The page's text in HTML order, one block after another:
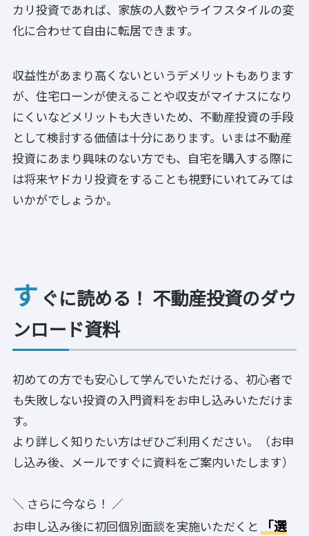
カリ投資であれば、家族の人数やライフスタイルの変
化に合わせて自由に転居できます。
収益性があまり高くないというデメリットもあります
が、住宅ローンが使えることや収支がマイナスになり
にくいなどメリットも大きいため、不動産投資の手段
として検討する価値は十分にあります。いまは不動産
投資にあまり興味のない方でも、自宅を購入する際に
は将来ヤドカリ投資をすることも視野にいれてみては
いかがでしょうか。
す ぐに読める！ 不動産投資のダウ
ンロード資料
初めての方でも安心して学んでいただける、初心者で
も失敗しない投資の入門資料をお申し込みいただけま
す。
より詳しく知りたい方はぜひご利用ください。（お申
し込み後、メールですぐに資料をご案内いたします）
＼ さらに今なら！ ／
お申し込み後に初回個別面談を実施いただくと
「選